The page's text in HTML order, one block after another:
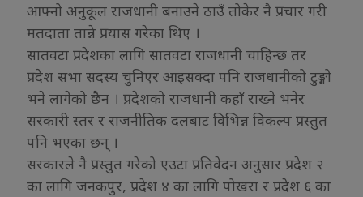
आफ्नो अनुकूल राजधानी बनाउने ठाउँ तोकेर नै प्रचार गरी
मतदाता तान्ने प्रयास गरेका थिए ।
सातवटा प्रदेशका लागि सातवटा राजधानी चाहिन्छ तर
प्रदेश सभा सदस्य चुनिएर आइसक्दा पनि राजधानीको टुङ्गो
भने लागेको छैन । प्रदेशको राजधानी कहाँ राख्ने भनेर
सरकारी स्तर र राजनीतिक दलबाट विभिन्न विकल्प प्रस्तुत
पनि भएका छन् ।
सरकारले नै प्रस्तुत गरेको एउटा प्रतिवेदन अनुसार प्रदेश २
का लागि जनकपुर, प्रदेश ४ का लागि पोखरा र प्रदेश ६ का